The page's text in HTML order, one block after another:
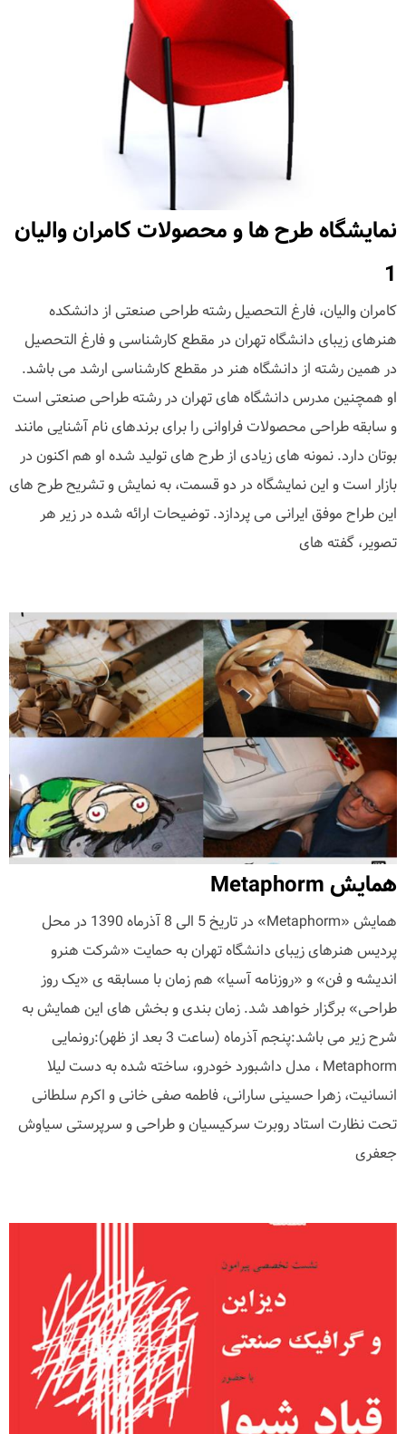
نمایشگاه طرح ها و محصولات کامران والیان
1
کامران والیان، فارغ التحصیل رشته طراحی صنعتی از دانشکده
هنرهای زیبای دانشگاه تهران در مقطع کارشناسی و فارغ التحصیل
در همین رشته از دانشگاه هنر در مقطع کارشناسی ارشد می باشد.
او همچنین مدرس دانشگاه های تهران در رشته طراحی صنعتی است
و سابقه طراحی محصولات فراوانی را برای برندهای نام آشنایی مانند
بوتان دارد. نمونه های زیادی از طرح های تولید شده او هم اکنون در
بازار است و این نمایشگاه در دو قسمت، به نمایش و تشریح طرح های
این طراح موفق ایرانی می پردازد. توضیحات ارائه شده در زیر هر
تصویر، گفته های
همایش Metaphorm
همایش «Metaphorm» در تاریخ 5 الی 8 آذرماه 1390 در محل
پردیس هنرهای زیبای دانشگاه تهران به حمایت «شرکت هنرو
اندیشه و فن» و «روزنامه آسیا» هم زمان با مسابقه ی «یک روز
طراحی» برگزار خواهد شد. زمان بندی و بخش های این همایش به
شرح زیر می باشد:پنجم آذرماه (ساعت 3 بعد از ظهر):رونمایی
Metaphorm ، مدل داشبورد خودرو، ساخته شده به دست لیلا
انسانیت، زهرا حسینی سارانی، فاطمه صفی خانی و اکرم سلطانی
تحت نظارت استاد روبرت سرکیسیان و طراحی و سرپرستی سیاوش
جعفری